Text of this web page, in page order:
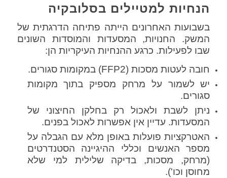
הנחיות למטיילים בסלובקיה
בשבועות האחרונים הייתה פתיחה הדרגתית של
המשק. החנויות, המסעדות והמוסדות השונים
שבו לפעילות. כרגע ההנחיות העיקריות הן:
חובה לעטות מסכות (FFP2) במקומות סגורים.
יש לשמור על מרחק מספיק בתוך מקומות
סגורים.
ניתן לשבת ולאכול רק בחלקן החיצוני של
המסעדות. עדיין אין אפשרות לאכול בפנים.
האטרקציות פועלות באופן מלא עם הגבלה על
מספר האנשים וכללי ההיגיינה הסטנדרטים
(מרחק, מסכות, בדיקה שלילית למי שלא
מחוסן וכו').